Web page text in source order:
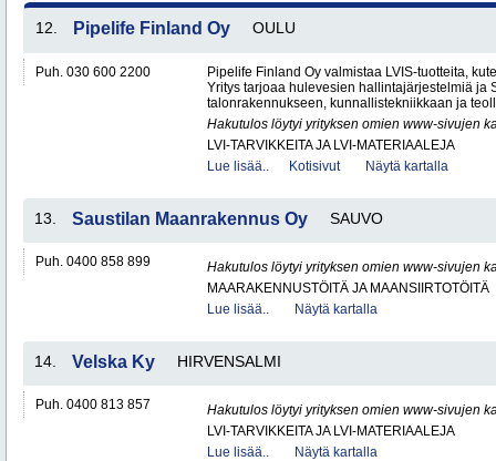
12. Pipelife Finland Oy OULU
Puh. 030 600 2200
Pipelife Finland Oy valmistaa LVIS-tuotteita,
Yritys tarjoaa hulevesien hallintajärjestelmiä ja
talonrakennukseen, kunnallistekniikkaan ja
Hakutulos löytyi yrityksen omien www-sivujen
LVI-TARVIKKEITA JA LVI-MATERIAALEJA
Lue lisää..
Kotisivut Näytä kartalla
13. Saustilan Maanrakennus Oy SAUVO
Puh. 0400 858 899
Hakutulos löytyi yrityksen omien www-sivujen
MAARAKENNUSTÖITÄ JA MAANSIIRTOTÖITÄ
Lue lisää..
Näytä kartalla
14. Velska Ky HIRVENSALMI
Puh. 0400 813 857
Hakutulos löytyi yrityksen omien www-sivujen
LVI-TARVIKKEITA JA LVI-MATERIAALEJA
Lue lisää..
Näytä kartalla